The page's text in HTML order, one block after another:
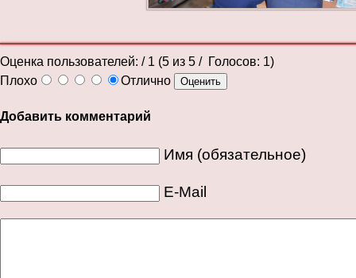
Оценка пользователей: / 1 (5 из 5 / Голосов: 1)
Плохо
Отлично
Добавить комментарий
Имя (обязательное)
E-Mail